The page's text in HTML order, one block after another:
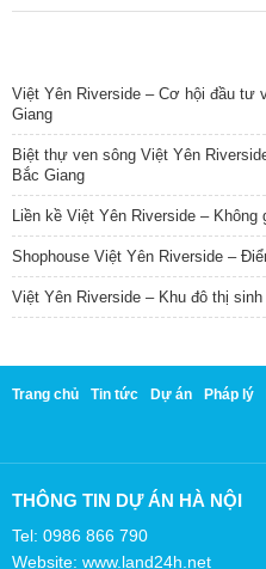
Việt Yên Riverside – Cơ hội đầu tư
Giang
Biệt thự ven sông Việt Yên
Bắc Giang
Liền kề Việt Yên Riverside –
Shophouse Việt Yên Riverside –
Việt Yên Riverside – Khu đô thị
Trang chủ Tin tức Dự án Pháp lý
THÔNG TIN DỰ ÁN HÀ NỘI
Tel: 0986 866 790
Website: www.land24h.net